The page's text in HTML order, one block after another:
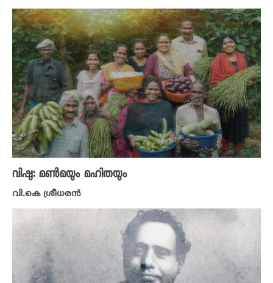
വിഷു: മൺമയും മഹിതയും
വി.കെ ശ്രീധരൻ